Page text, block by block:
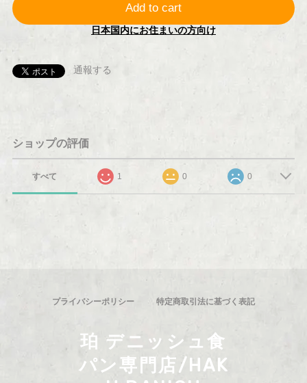
Add to cart
日本国内にお住まいの方向け
通報する
ショップの評価
すべて 1 0 0
プライバシーポリシー 特定商取引法に基づく表記
珀 デニッシュ食
パン専門店/HAK